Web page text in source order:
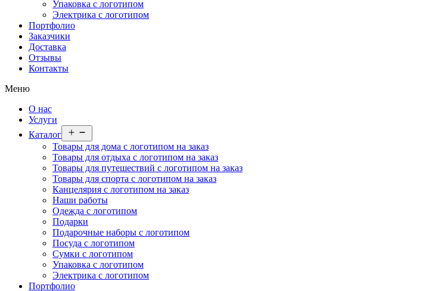
Упаковка с логотипом
Электрика с логотипом
Портфолио
Заказчики
Доставка
Отзывы
Контакты
Меню
О нас
Услуги
Каталог
меню
Товары для дома с логотипом на заказ
Товары для отдыха с логотипом на заказ
Товары для путешествий с логотипом на заказ
Товары для спорта с логотипом на заказ
Канцелярия с логотипом на заказ
Наши работы
Одежда с логотипом
Подарки
Подарочные наборы с логотипом
Посуда с логотипом
Сумки с логотипом
Упаковка с логотипом
Электрика с логотипом
Портфолио